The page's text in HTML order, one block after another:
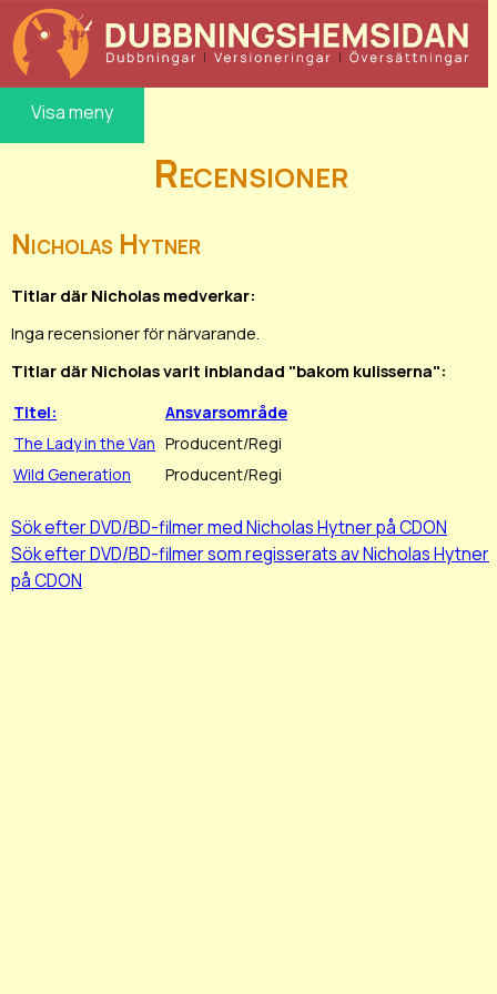
Visa meny
Recensioner
Nicholas Hytner
Titlar där Nicholas medverkar:
Inga recensioner för närvarande.
Titlar där Nicholas varit inblandad "bakom kulisserna":
Titel:
Ansvarsområde
The Lady in the Van Producent/Regi
Wild Generation
Producent/Regi
Sök efter DVD/BD-filmer med Nicholas Hytner på CDON
Sök efter DVD/BD-filmer som regisserats av Nicholas Hytner
på CDON